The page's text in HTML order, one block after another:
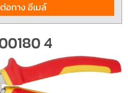
4
อทาง อีเมล์